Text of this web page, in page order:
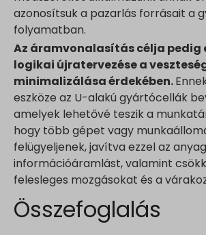
azonosítsuk a pazarlás forrásait a
folyamatban.
Az áramvonalasítás célja
logikai újratervezése a
minimalizálása érdekében.
eszköze az U-alakú gyártócellák
amelyek lehetővé teszik a
hogy több gépet vagy
felügyeljenek, javítva ezzel az
információáramlást, valamint
felesleges mozgásokat és a
Összefoglalás